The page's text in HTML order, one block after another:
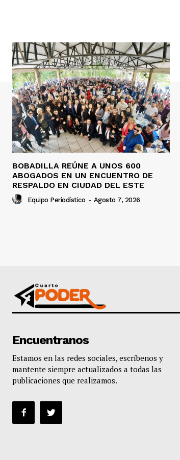
BOBADILLA REÚNE A UNOS 600
ABOGADOS EN UN ENCUENTRO DE
RESPALDO EN CIUDAD DEL ESTE
Equipo Periodístico - Agosto 7, 2026
Encuentranos
Estamos en las redes sociales, escríbenos y
mantente siempre actualizados a todas las
publicaciones que realizamos.